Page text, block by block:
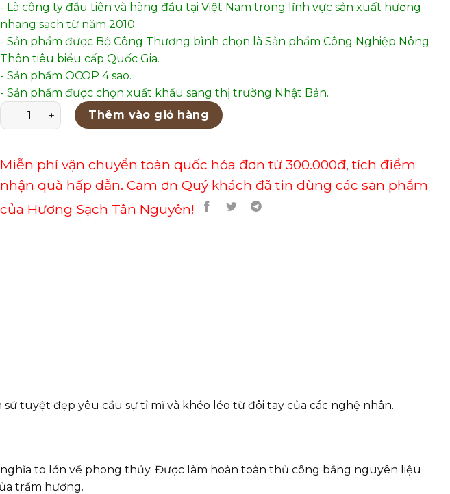
- Là công ty đầu tiên và hàng đầu tại Việt Nam trong lĩnh vực sản xuất hương
nhang sạch từ năm 2010.
- Sản phẩm được Bộ Công Thương bình chọn là Sản phẩm Công Nghiệp Nông
Thôn tiêu biểu cấp Quốc Gia.
- Sản phẩm OCOP 4 sao.
- Sản phẩm được chọn xuất khẩu sang thị trường Nhật Bản.
Thác Khói Phong Thủy Mẫu 14 số lượng
Thêm vào giỏ hàng
Miễn phí vận chuyển toàn quốc hóa đơn từ 300.000đ, tích điểm
nhận quà hấp dẫn. Cảm ơn Quý khách đã tin dùng các sản phẩm
của Hương Sạch Tân Nguyên!
tuyệt đẹp yêu cầu sự tỉ mĩ và khéo léo từ đôi tay của các nghệ nhân.
to lớn về phong thủy. Được làm hoàn toàn thủ công bằng nguyên liệu
trầm hương.